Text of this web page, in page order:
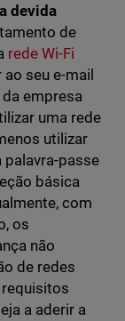
devida
de
rede Wi-Fi
seu e-mail
empresa
uma rede
utilizar
palavra-passe
básica
com
os
não
de redes
a aderir a